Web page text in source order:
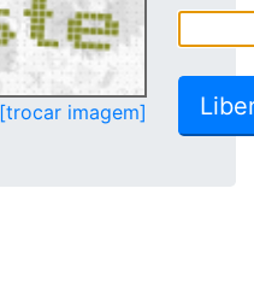
[trocar imagem]